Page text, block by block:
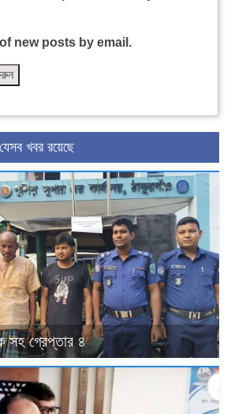
new posts by email.
খবর রয়েছে
সহ গ্রেপ্তার ৪